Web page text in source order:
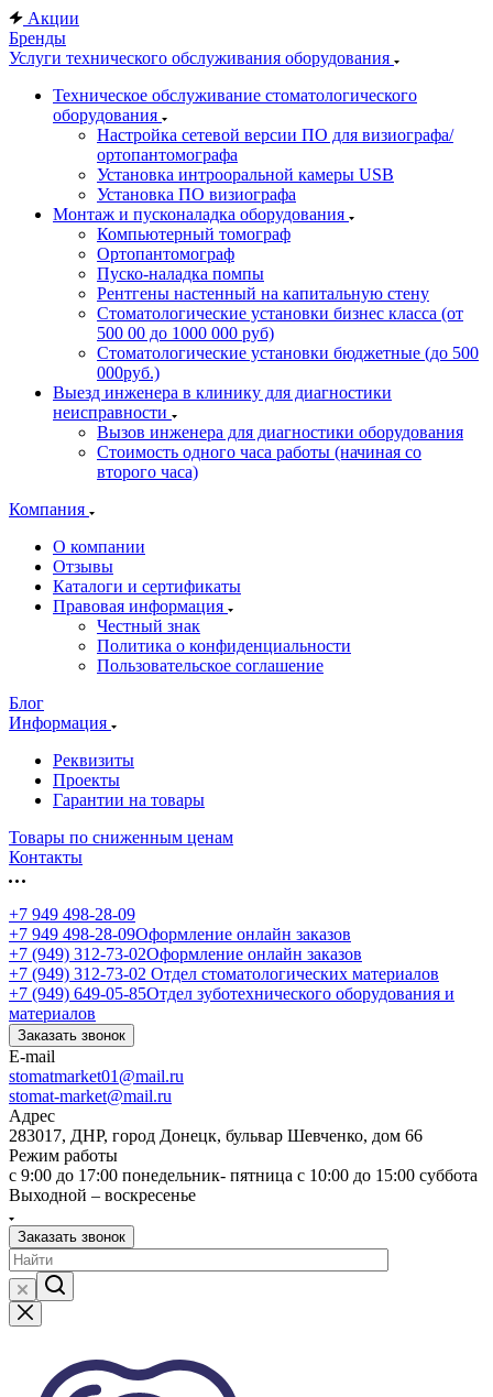
Акции
Бренды
Услуги технического обслуживания оборудования
Техническое обслуживание стоматологического
оборудования
Настройка сетевой версии ПО для визиографа/
ортопантомографа
Установка интрооральной камеры USB
Установка ПО визиографа
Монтаж и пусконаладка оборудования
Компьютерный томограф
Ортопантомограф
Пуско-наладка помпы
Рентгены настенный на капитальную стену
Стоматологические установки бизнес класса (от
500 00 до 1000 000 руб)
Стоматологические установки бюджетные (до 500
000руб.)
Выезд инженера в клинику для диагностики
неисправности
Вызов инженера для диагностики оборудования
Стоимость одного часа работы (начиная со
второго часа)
Компания
О компании
Отзывы
Каталоги и сертификаты
Правовая информация
Честный знак
Политика о конфиденциальности
Пользовательское соглашение
Блог
Информация
Реквизиты
Проекты
Гарантии на товары
Товары по сниженным ценам
Контакты
+7 949 498-28-09
+7 949 498-28-09Оформление онлайн заказов
+7 (949) 312-73-02Оформление онлайн заказов
+7 (949) 312-73-02 Отдел стоматологических материалов
+7 (949) 649-05-85Отдел зуботехнического оборудования и
материалов
Заказать звонок
E-mail
stomatmarket01@mail.ru
stomat-market@mail.ru
Адрес
283017, ДНР, город Донецк, бульвар Шевченко, дом 66
Режим работы
с 9:00 до 17:00 понедельник- пятница с 10:00 до 15:00 суббота
Выходной – воскресенье
Заказать звонок